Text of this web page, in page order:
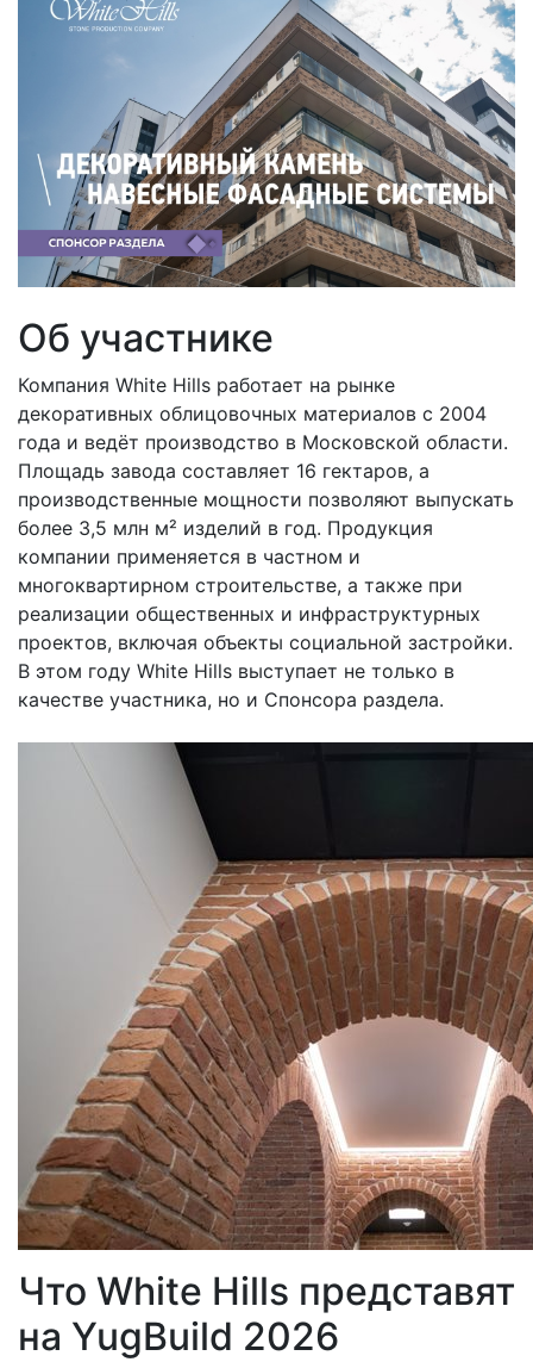
Об участнике
Компания White Hills работает на рынке
декоративных облицовочных материалов с 2004
года и ведёт производство в Московской области.
Площадь завода составляет 16 гектаров, а
производственные мощности позволяют выпускать
более 3,5 млн м² изделий в год. Продукция
компании применяется в частном и
многоквартирном строительстве, а также при
реализации общественных и инфраструктурных
проектов, включая объекты социальной застройки.
В этом году White Hills выступает не только в
качестве участника, но и Спонсора раздела.
Что White Hills представят
на YugBuild 2026